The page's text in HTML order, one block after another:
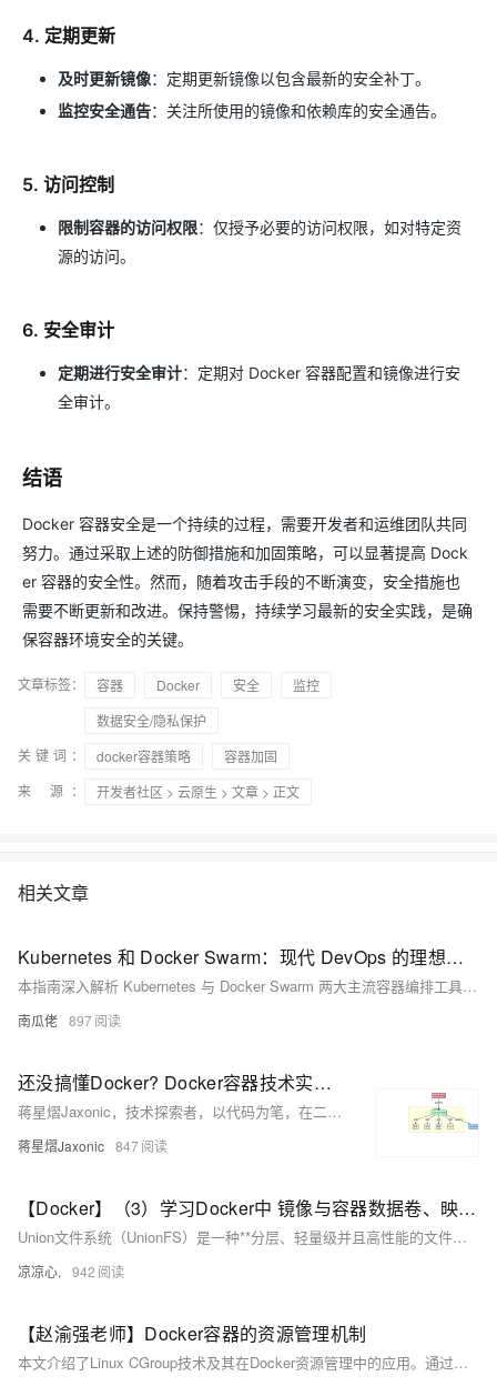
4. 定期更新
及时更新镜像：定期更新镜像以包含最新的安全补丁。
监控安全通告：关注所使用的镜像和依赖库的安全通告。
5. 访问控制
限制容器的访问权限：仅授予必要的访问权限，如对特定资
源的访问。
6. 安全审计
定期进行安全审计：定期对 Docker 容器配置和镜像进行安
全审计。
结语
Docker 容器安全是一个持续的过程，需要开发者和运维团队共同
努力。通过采取上述的防御措施和加固策略，可以显著提高 Dock
er 容器的安全性。然而，随着攻击手段的不断演变，安全措施也
需要不断更新和改进。保持警惕，持续学习最新的安全实践，是确
保容器环境安全的关键。
文章标签： 容器 Docker 安全
监控
数据安全/隐私保护
关键词：
docker容器策略
容器加固
来 源：
开发者社区 > 云原生 > 文章 > 正文
相关文章
Kubernetes 和 Docker Swarm：现代 DevOps 的理想容器编排工具
本指南深入解析 Kubernetes 与 Docker Swarm 两大主流容器编排工具，涵盖安装、架构、网络、监控等核心维度，助您根据团队能力与业务需求精准选型，把握云原生时代的技术主动权。
南瓜佬 897
还没搞懂Docker? Docker容器技术实战指南 ! 从入门到企业级应用 !
蒋星熠Jaxonic，技术探索者，以代码为笔，在二进制星河中书写极客诗篇。专注Docker与容器化实践，分享从入门到企业级应用的深度经验，助力开发者乘风破浪，驶向云原生新世界。
蒋星熠Jaxonic 847
【Docker】（3）学习Docker中 镜像与容器数据卷、映射关系！手把手带你安装 MySql主从同步 和 Redis三主三从集群！并且进行主从切换与扩容操作，还有分析 哈希分区 等知识点！
Union文件系统（UnionFS）是一种**分层、轻量级并且高性能的文件系统**，它支持对文件系统的修改作为一次提交来一层层的叠加，同时可以将不同目录挂载到同一个虚拟文件系统下(unite several directories into a single virtual filesystem) Union 文件系统是 Docker 镜像的基础。 镜像可以通过分层来进行继承，基于基础镜像（没有父镜像），可以制作各种具体的应用镜像。
凉凉心. 942
【赵渝强老师】Docker容器的资源管理机制
本文介绍了Linux CGroup技术及其在Docker资源管理中的应用。通过实例演示了如何利用CGroup限制应用程序的CPU、内存和I/O带宽使用，实现系统资源的精细化控制，帮助理解Docker底层资源限制机制。